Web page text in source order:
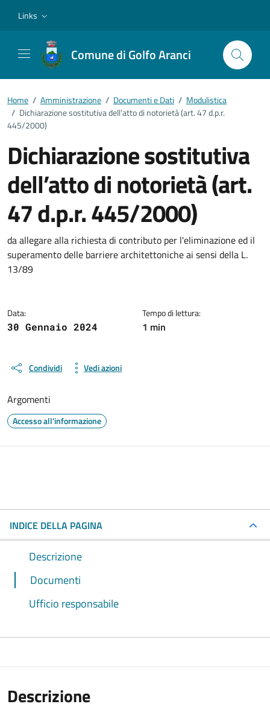
Links
Comune di Golfo Aranci
Home / Amministrazione / Documenti e Dati / Modulistica
/ Dichiarazione sostitutiva dell’atto di notorietà (art. 47 d.p.r.
445/2000)
Dichiarazione sostitutiva
dell’atto di notorietà (art.
47 d.p.r. 445/2000)
Dettagli del documento
da allegare alla richiesta di contributo per l'eliminazione ed il
superamento delle barriere architettoniche ai sensi della L.
13/89
Data:
30 Gennaio 2024
Tempo di lettura:
1 min
Condividi Vedi azioni
Argomenti
Accesso all'informazione
INDICE DELLA PAGINA
Descrizione
Documenti
Ufficio responsabile
Descrizione